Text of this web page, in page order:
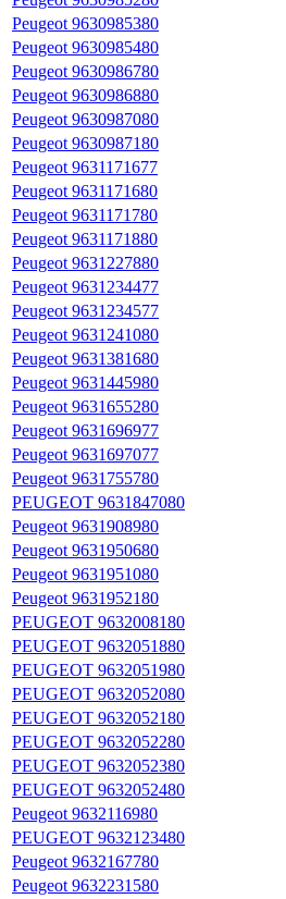
Peugeot 9630985380
Peugeot 9630985480
Peugeot 9630986780
Peugeot 9630986880
Peugeot 9630987080
Peugeot 9630987180
Peugeot 9631171677
Peugeot 9631171680
Peugeot 9631171780
Peugeot 9631171880
Peugeot 9631227880
Peugeot 9631234477
Peugeot 9631234577
Peugeot 9631241080
Peugeot 9631381680
Peugeot 9631445980
Peugeot 9631655280
Peugeot 9631696977
Peugeot 9631697077
Peugeot 9631755780
PEUGEOT 9631847080
Peugeot 9631908980
Peugeot 9631950680
Peugeot 9631951080
Peugeot 9631952180
PEUGEOT 9632008180
PEUGEOT 9632051880
PEUGEOT 9632051980
PEUGEOT 9632052080
PEUGEOT 9632052180
PEUGEOT 9632052280
PEUGEOT 9632052380
PEUGEOT 9632052480
Peugeot 9632116980
PEUGEOT 9632123480
Peugeot 9632167780
Peugeot 9632231580